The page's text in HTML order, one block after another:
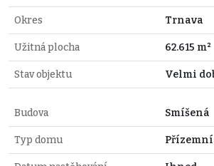
Okres Trnava
Užitná plocha 62.615 m²
Stav objektu Velmi
Budova Smíšená
Typ domu Přízemní